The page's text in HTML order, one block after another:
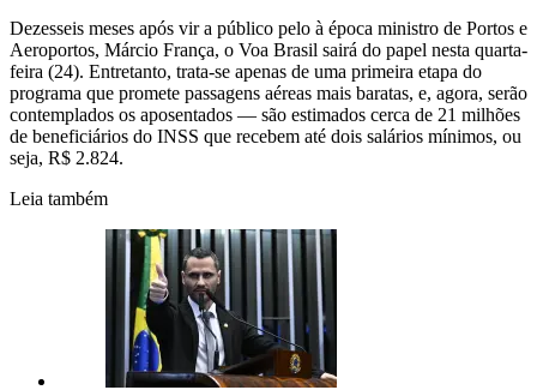
Dezesseis meses após vir a público pelo à época ministro de Portos e
Aeroportos, Márcio França, o Voa Brasil sairá do papel nesta quarta-
feira (24). Entretanto, trata-se apenas de uma primeira etapa do
programa que promete passagens aéreas mais baratas, e, agora, serão
contemplados os aposentados — são estimados cerca de 21 milhões
de beneficiários do INSS que recebem até dois salários mínimos, ou
seja, R$ 2.824.
Leia também